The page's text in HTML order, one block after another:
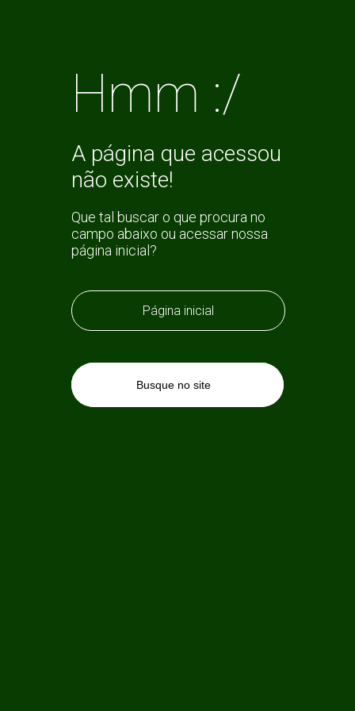
Hmm :/
A página que acessou
não existe!
Que tal buscar o que procura no
campo abaixo ou acessar nossa
página inicial?
Página inicial